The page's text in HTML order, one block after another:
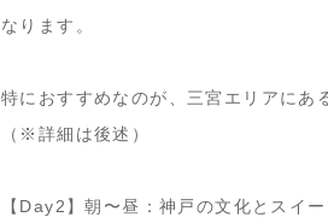
なります。
特におすすめなのが、三宮エリアにあ
（※詳細は後述）
【Day2】朝〜昼：神戸の文化とスイ